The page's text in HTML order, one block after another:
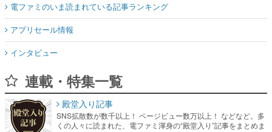
電ファミのいま読まれている記事ランキング
アプリセール情報
インタビュー
連載・特集一覧
殿堂入り記事
SNS拡散数が数千以上！ ページビュー数万以上！ などなど。多
くの人々に読まれた、電ファミ渾身の“殿堂入り”記事をまとめま